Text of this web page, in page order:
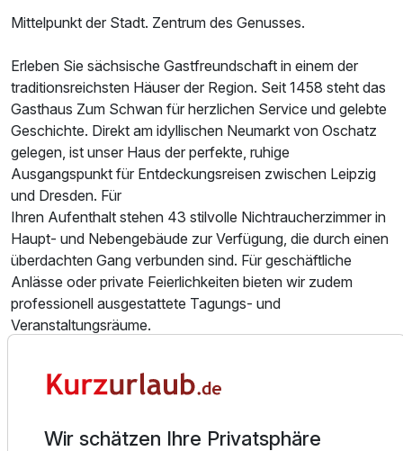
Für 4 Tage p.P. ab165,00 €
Dreibettzimmer
3 Erwachsene
Mittelpunkt der Stadt. Zentrum des Genusses.
Erleben Sie sächsische Gastfreundschaft in einem der
traditionsreichsten Häuser der Region. Seit 1458 steht das
Gasthaus Zum Schwan für herzlichen Service und gelebte
Geschichte. Direkt am idyllischen Neumarkt von Oschatz
gelegen, ist unser Haus der perfekte, ruhige
Ausgangspunkt für Entdeckungsreisen zwischen Leipzig
und Dresden. Für
Ihren Aufenthalt stehen 43 stilvolle Nichtraucherzimmer in
Haupt- und Nebengebäude zur Verfügung, die durch einen
überdachten Gang verbunden sind. Für geschäftliche
Anlässe oder private Feierlichkeiten bieten wir zudem
professionell ausgestattete Tagungs- und
Veranstaltungsräume.
· 42 Einzel-, Doppel- und Dreibettzimmer, davon 15 Zimmer
· WC mit Dusche o. Badewanne, TV und kostenfreies
Wir schätzen Ihre Privatsphäre